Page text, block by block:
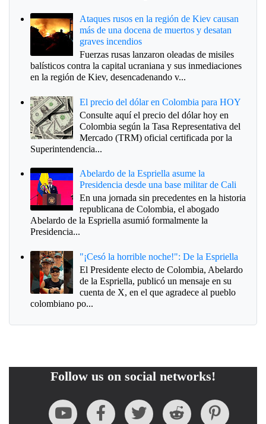
Ataques rusos en la región de Kiev causan
más de una docena de muertos y desatan
graves incendios
Fuerzas rusas lanzaron oleadas de misiles
balísticos contra la capital ucraniana y sus inmediaciones
en la región de Kiev, desencadenando v...
El precio del dólar en Colombia para HOY
Consulte aquí el precio del dólar hoy en
Colombia según la Tasa Representativa del
Mercado (TRM) oficial certificada por la
Superintendencia...
Abelardo de la Espriella asume la
Presidencia desde una base militar de Cali
En una jornada sin precedentes en la historia
republicana de Colombia, el abogado
Abelardo de la Espriella asumió formalmente la
Presidencia...
"¡Cesó la horrible noche!": De la Espriella
El Presidente electo de Colombia, Abelardo
de la Espriella, publicó un mensaje en su
cuenta de X, en el que agradece al pueblo
colombiano po...
Follow us on social networks!